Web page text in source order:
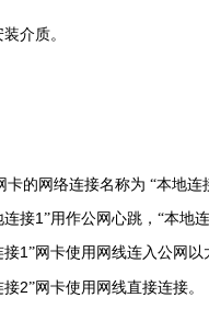
介质。
卡的网络连接名称为 “本地连
连接1 ”用作公网心跳，“本地
接1”网卡使用网线连入公网以
接2”网卡使用网线直接连接。